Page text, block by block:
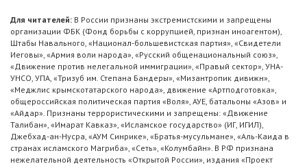
Для читателей: В России признаны экстремистскими и запрещены
организации ФБК (Фонд борьбы с коррупцией, признан иноагентом),
Штабы Навального, «Национал-большевистская партия», «Свидетели
Иеговы», «Армия воли народа», «Русский общенациональный союз»,
«Движение против нелегальной иммиграции», «Правый сектор», УНА-
УНСО, УПА, «Тризуб им. Степана Бандеры», «Мизантропик дивижн»,
«Меджлис крымскотатарского народа», движение «Артподготовка»,
общероссийская политическая партия «Воля», АУЕ, батальоны «Азов» и
«Айдар». Признаны террористическими и запрещены: «Движение
Талибан», «Имарат Кавказ», «Исламское государство» (ИГ, ИГИЛ),
Джебхад-ан-Нусра, «АУМ Синрике», «Братья-мусульмане», «Аль-Каида в
странах исламского Магриба», «Сеть», «Колумбайн». В РФ признана
нежелательной деятельность «Открытой России», издания «Проект